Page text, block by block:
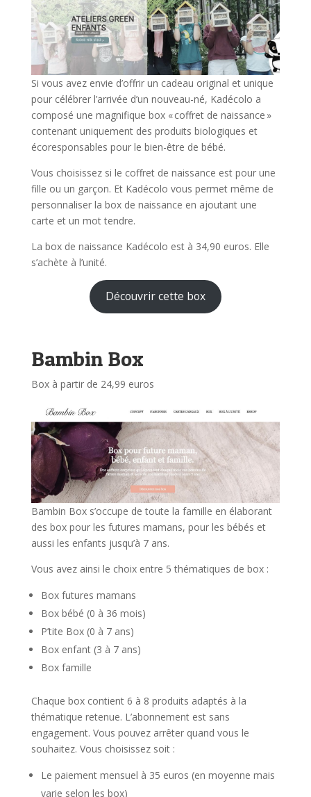
Si vous avez envie d’offrir un cadeau original et unique
pour célébrer l’arrivée d’un nouveau-né, Kadécolo a
composé une magnifique box « coffret de naissance »
contenant uniquement des produits biologiques et
écoresponsables pour le bien-être de bébé.
Vous choisissez si le coffret de naissance est pour une
fille ou un garçon. Et Kadécolo vous permet même de
personnaliser la box de naissance en ajoutant une
carte et un mot tendre.
La box de naissance Kadécolo est à 34,90 euros. Elle
s’achète à l’unité.
Découvrir cette box
Bambin Box
Box à partir de 24,99 euros
Bambin Box s’occupe de toute la famille en élaborant
des box pour les futures mamans, pour les bébés et
aussi les enfants jusqu’à 7 ans.
Vous avez ainsi le choix entre 5 thématiques de box :
Box futures mamans
Box bébé (0 à 36 mois)
P’tite Box (0 à 7 ans)
Box enfant (3 à 7 ans)
Box famille
Chaque box contient 6 à 8 produits adaptés à la
thématique retenue. L’abonnement est sans
engagement. Vous pouvez arrêter quand vous le
souhaitez. Vous choisissez soit :
Le paiement mensuel à 35 euros (en moyenne mais
varie selon les box)